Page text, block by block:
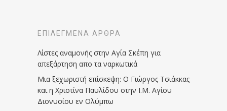
ΕΠΙΛΕΓΜΈΝΑ ΆΡΘΡΑ
Λίστες αναμονής στην Αγία Σκέπη για
απεξάρτηση απο τα ναρκωτικά
Μια ξεχωριστή επίσκεψη: Ο Γιώργος Τσιάκκας
και η Χριστίνα Παυλίδου στην Ι.Μ. Αγίου
Διονυσίου εν Ολύμπω